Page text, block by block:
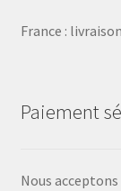
France :
Paiement
Nous